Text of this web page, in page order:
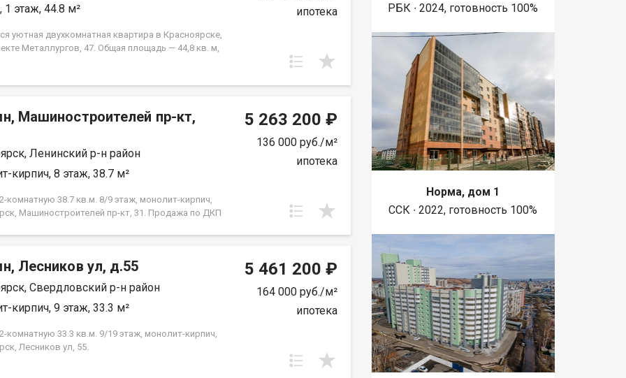
1 этаж, 44.8 м²
уютная двухкомнатная квартира в Красноярске,
Металлургов, 47. Общая площадь — 44,8 кв. м,
в 1967 году. Высота потолков
вам тишину и спокойствие. Квартира в
жилом состоянии, что дает вам возможность
по своему вкусу и воплотить любые
идеи. Совмещенный санузел, который можно
по своему усмотрению. В шаговой
находятся все необходимые объекты
Это идеальное местоположение для семей с
всех, кто ценит удобство и доступность городских
все виды расчёта. Возможно
сопровождение сделки. Помощь в оформлении
Покажу в удобное для вас время по
ипотека
Машиностроителей пр-кт,
Ленинский р-н район
кирпич, 8 этаж, 38.7 м²
комнатную 38.7 кв.м. 8/9 этаж, монолит-кирпич,
Машиностроителей пр-кт, 31. Продажа по ДКП
5 263 200 ₽
136 000 руб./м²
ипотека
Лесников ул, д.55
Свердловский р-н район
кирпич, 9 этаж, 33.3 м²
комнатную 33.3 кв.м. 9/19 этаж, монолит-кирпич,
Лесников ул, 55.
5 461 200 ₽
164 000 руб./м²
ипотека
РБК ∙ 2024, готовность 100%
Норма, дом 1
ССК ∙ 2022, готовность 100%